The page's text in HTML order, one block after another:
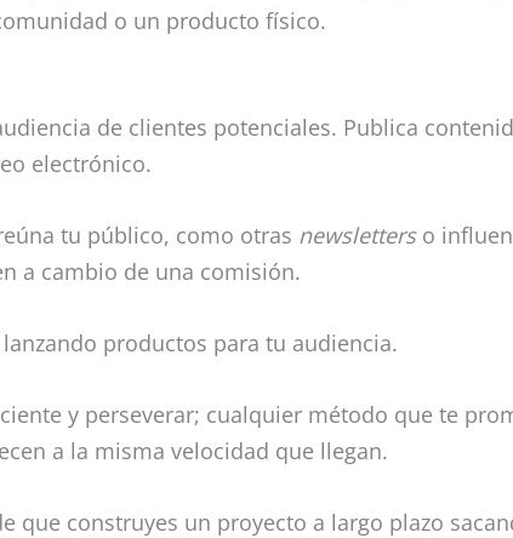
o un producto físico.
de clientes potenciales. Publica
electrónico.
tu público, como otras newsletterso
a cambio de una comisión.
productos para tu audiencia.
y perseverar; cualquier método que te
a la misma velocidad que llegan.
que construyes un proyecto a largo plazo